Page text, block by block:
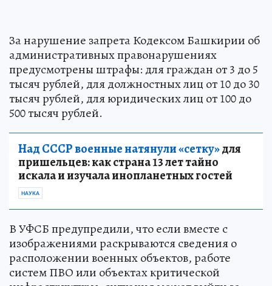
За нарушение запрета Кодексом Башкирии об
административных правонарушениях
предусмотрены штрафы: для граждан от 3 до 5
тысяч рублей, для должностных лиц от 10 до 30
тысяч рублей, для юридических лиц от 100 до
500 тысяч рублей.
Над СССР военные натянули «сетку»для
пришельцев: как страна 13 лет тайно
искала и изучала инопланетных гостей
НАУКА
В УФСБ предупредили, что если вместе с
изображениями раскрываются сведения о
расположении военных объектов, работе
систем ПВО или объектах критической